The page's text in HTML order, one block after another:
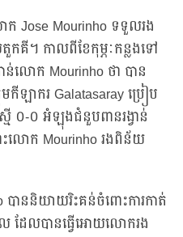
Jose Mourinho ទទួលរង
គី។ កាលពីខែកុម្ភៈកន្លងទៅ
ន់លោក Mourinho ថា បាន
ឡាករ Galatasaray ប្រៀប
មើ ០-០ អំឡុងជំនួបពានរង្វាន់
លោក Mourinho រងពិន័យ
ននិយាយរិះគន់ចំពោះការកាត់
ល ដែលបានធ្វើអោយលោករង